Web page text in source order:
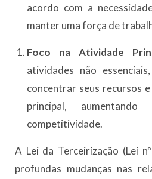
acordo com a
manter uma força de
Foco na Atividade
atividades não
concentrar seus recursos
principal,
competitividade.
A Lei da Terceirização (Lei
profundas mudanças nas